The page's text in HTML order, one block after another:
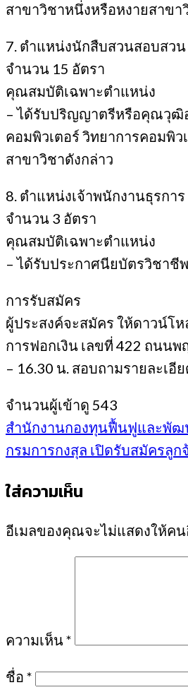
สาขาวิชาหนึ่งหรือหงายสาขา
7. ตําแหน่งนักสืบสวนสอบสวน
จํานวน 15 อัตรา
คุณสมบัติเฉพาะตําแหน่ง
– ได้รับปริญญาตรีหรือคุณวุฒิอ
คอมพิวเตอร์ วิทยาการคอมพิ
สาขาวิชาดังกล่าว
8. ตําแหน่งเจ้าพนักงานธุรกา
จํานวน 3 อัตรา
คุณสมบัติเฉพาะตําแหน่ง
– ได้รับประกาศนียบัตรวิชาชี
การรับสมัคร
ผู้ประสงค์จะสมัคร ให้ดาวน์โ
การฟอกเงิน เลขที่ 422 ถนน
– 16.30 น. สอบถามรายละเอี
จำนวนผู้เข้าดู 543
สํานักงานกองทุนฟื้นฟูและพัฒ
กรมการกงสุล เปิดรับสมัครลู
ใส่ความเห็น
อีเมลของคุณจะไม่แสดงให้ค
ความเห็น*
ชื่อ *